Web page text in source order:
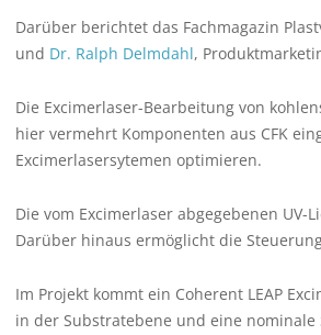
Darüber berichtet das Fachmagazin
und Dr. Ralph Delmdahl,
Die Excimerlaser-Bearbeitung von
hier vermehrt Komponenten aus CFK
Excimerlasersytemen optimieren.
Die vom Excimerlaser abgegebenen
Darüber hinaus ermöglicht die
Im Projekt kommt ein Coherent LEAP
in der Substratebene und eine